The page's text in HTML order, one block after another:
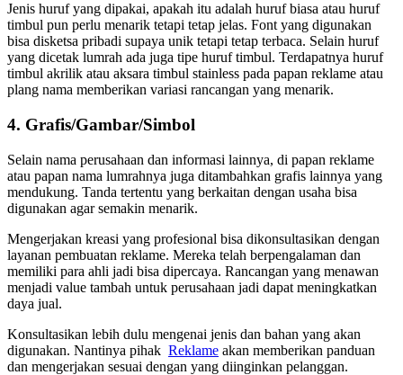
Jenis huruf yang dipakai, apakah itu adalah huruf biasa atau huruf
timbul pun perlu menarik tetapi tetap jelas. Font yang digunakan
bisa disketsa pribadi supaya unik tetapi tetap terbaca. Selain huruf
yang dicetak lumrah ada juga tipe huruf timbul. Terdapatnya huruf
timbul akrilik atau aksara timbul stainless pada papan reklame atau
plang nama memberikan variasi rancangan yang menarik.
4. Grafis/Gambar/Simbol
Selain nama perusahaan dan informasi lainnya, di papan reklame
atau papan nama lumrahnya juga ditambahkan grafis lainnya yang
mendukung. Tanda tertentu yang berkaitan dengan usaha bisa
digunakan agar semakin menarik.
Mengerjakan kreasi yang profesional bisa dikonsultasikan dengan
layanan pembuatan reklame. Mereka telah berpengalaman dan
memiliki para ahli jadi bisa dipercaya. Rancangan yang menawan
menjadi value tambah untuk perusahaan jadi dapat meningkatkan
daya jual.
Konsultasikan lebih dulu mengenai jenis dan bahan yang akan
digunakan. Nantinya pihak Reklame akan memberikan panduan
dan mengerjakan sesuai dengan yang diinginkan pelanggan.